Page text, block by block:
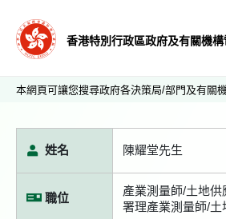
香港特別行政區政府及有關機
本網頁可讓您搜尋政府各決策局/部門及有關
姓名 陳耀堂先生
職位
產業測量師/土地
署理產業測量師/土